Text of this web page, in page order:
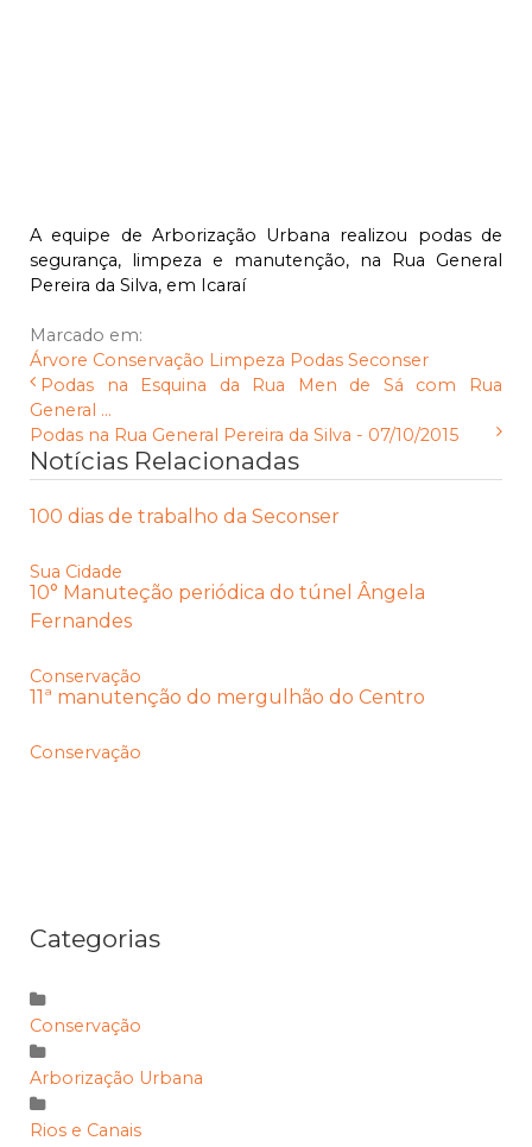
A equipe de Arborização Urbana realizou podas de
segurança, limpeza e manutenção, na Rua General
Pereira da Silva, em Icaraí
Marcado em:
Árvore Conservação Limpeza Podas Seconser
Podas na Esquina da Rua Men de Sá com Rua
General ...
Podas na Rua General Pereira da Silva - 07/10/2015
Notícias Relacionadas
100 dias de trabalho da Seconser
Sua Cidade
10° Manuteção periódica do túnel Ângela
Fernandes
Conservação
11ª manutenção do mergulhão do Centro
Conservação
Categorias
Conservação
Arborização Urbana
Rios e Canais